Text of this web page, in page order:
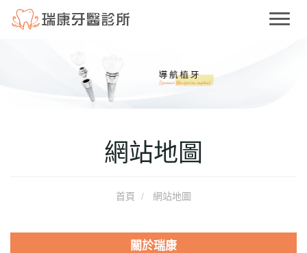
T
o
網站地圖
首頁 網站地圖
關於瑞康